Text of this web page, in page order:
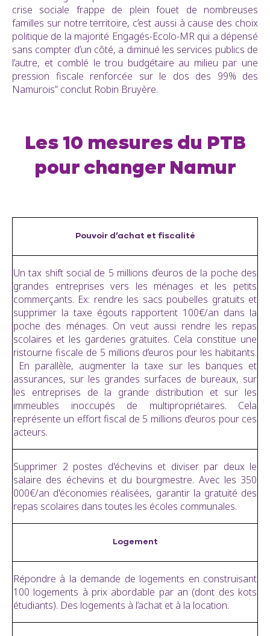
crise sociale frappe de plein fouet de nombreuses
familles sur notre territoire, c’est aussi à cause des choix
politique de la majorité Engagés-Ecolo-MR qui a dépensé
sans compter d’un côté, a diminué les services publics de
l’autre, et comblé le trou budgétaire au milieu par une
pression fiscale renforcée sur le dos des 99% des
Namurois” conclut Robin Bruyère.
Les 10 mesures du PTB
pour changer Namur
Pouvoir d’achat et fiscalité
Un tax shift social de 5 millions d’euros de la poche des
grandes entreprises vers les ménages et les petits
commerçants. Ex: rendre les sacs poubelles gratuits et
supprimer la taxe égouts rapportent 100€/an dans la
poche des ménages. On veut aussi rendre les repas
scolaires et les garderies gratuites. Cela constitue une
ristourne fiscale de 5 millions d’euros pour les habitants.
En parallèle, augmenter la taxe sur les banques et
assurances, sur les grandes surfaces de bureaux, sur
les entreprises de la grande distribution et sur les
immeubles inoccupés de multipropriétaires. Cela
représente un effort fiscal de 5 millions d’euros pour ces
acteurs.
Supprimer 2 postes d'échevins et diviser par deux le
salaire des échevins et du bourgmestre. Avec les 350
000€/an d'économies réalisées, garantir la gratuité des
repas scolaires dans toutes les écoles communales.
Logement
Répondre à la demande de logements en construisant
100 logements à prix abordable par an (dont des kots
étudiants). Des logements à l’achat et à la location.